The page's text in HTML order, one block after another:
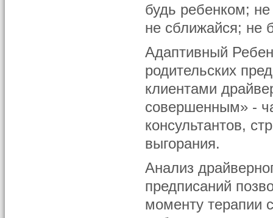
будь ребенком;
не сближайся; не
Адаптивный
родительских
клиентами
совершенным» -
консультантов,
выгорания.
Анализ
предписаний
моменту терапии